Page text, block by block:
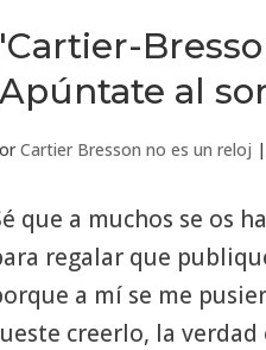
al
Cartier Bresson no es un reloj |
que a muchos se os
regalar que
a mí se me
creerlo, la verdad